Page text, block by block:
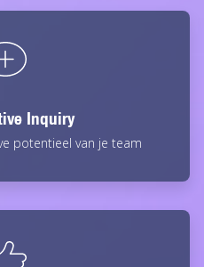
Inquiry
potentieel van je team